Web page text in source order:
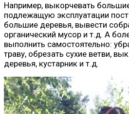
Например, выкорчевать
подлежащую эксплуатации
большие деревья, вывести
органический мусор и т.д. А
выполнить самостоятельно:
траву, обрезать сухие ветви,
деревья, кустарник и т.д.